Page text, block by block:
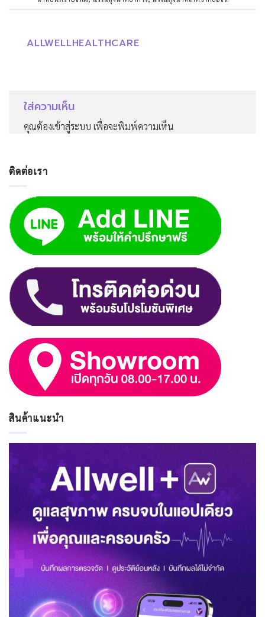
ALLWELLHEALTHCARE
ใส่ความเห็น
คุณต้องเข้าสู่ระบบ เพื่อจะพิมพ์ความเห็น
ติดต่อเรา
สินค้าแนะนำ